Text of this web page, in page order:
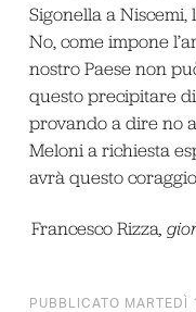
Sigonella a Niscemi,
No, come impone
nostro Paese non
questo precipitare di
provando a dire no
Meloni a richiesta
avrà questo
Francesco Rizza ,
PUBBLICATO MARTEDÌ